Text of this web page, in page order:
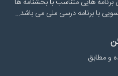
با برنامه درسی ملی می باشد…
و مطابق